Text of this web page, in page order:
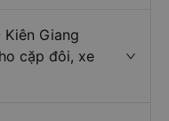
Giang
cặp đôi, xe